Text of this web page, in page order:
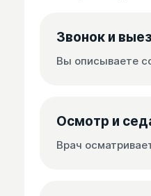
Звонок и
Вы описываете
Осмотр и
Врач